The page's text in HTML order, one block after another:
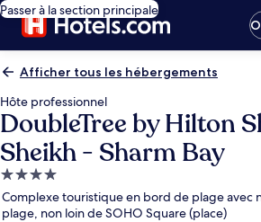
Passer à la section principale
Afficher tous les hébergements
Hôte professionnel
DoubleTree by Hilton
Sheikh - Sharm Bay
Hébergement
4.0 étoiles
Complexe touristique en bord de plage avec
plage, non loin de SOHO Square (place)